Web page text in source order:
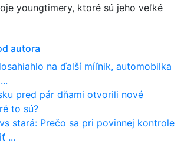
youngtimery, ktoré sú jeho veľké
autora
na ďalší míľnik, automobilka
pred pár dňami otvorili nové
to sú?
stará: Prečo sa pri povinnej kontrole
...